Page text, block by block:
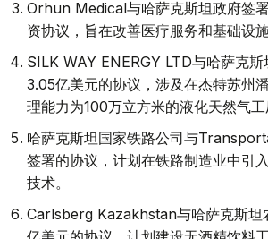
Orhun Medical与哈萨克斯坦政府签
资协议，旨在改善医疗服务和基础设施
SILK WAY ENERGY LTD与哈萨克斯
3.05亿美元的协议，涉及在杰特苏州
理能力为100万立方米的液化天然气工
哈萨克斯坦国家铁路公司与
签署的协议，计划在铁路制造业中引
技术。
Carlsberg Kazakhstan与哈萨克斯坦